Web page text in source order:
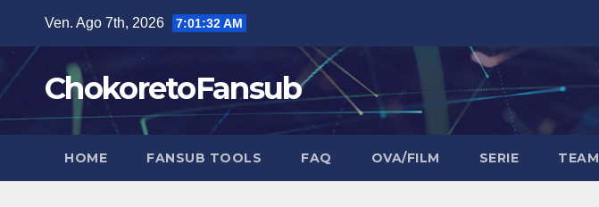
contenuto
Ven. Ago 7th, 2026 7:01:33 AM
ChokoretoFansub
HOME FANSUB TOOLS FAQ OVA/FILM SERIE TEAM